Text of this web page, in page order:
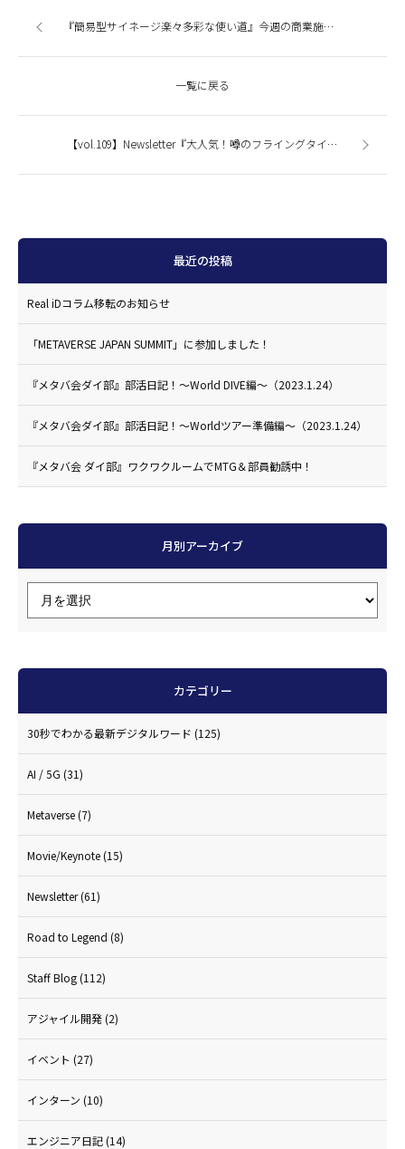
『簡易型サイネージ楽々多彩な使い道』今週の商業施設ニューストピックスまとめ（2014.6.12発行）
一覧に戻る
【vol.109】Newsletter『大人気！噂のフライングタイガーコペンハーゲン＠お台場アクアシティ店に行ってみたッス。』
最近の投稿
Real iDコラム移転のお知らせ
「METAVERSE JAPAN SUMMIT」に参加しました！
『メタバ会ダイ部』部活日記！〜World DIVE編〜（2023.1.24）
『メタバ会ダイ部』部活日記！〜Worldツアー準備編〜（2023.1.24）
『メタバ会 ダイ部』ワクワクルームでMTG＆部員勧誘中！
月別アーカイブ
カテゴリー
30秒でわかる最新デジタルワード (125)
AI / 5G (31)
Metaverse(7)
Movie/Keynote(15)
Newsletter(61)
Road to Legend (8)
Staff Blog(112)
アジャイル開発(2)
イベント (27)
インターン (10)
エンジニア日記(14)